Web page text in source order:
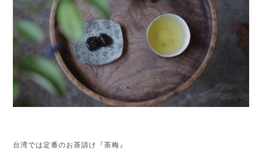
台湾では定番のお茶請け『茶梅』